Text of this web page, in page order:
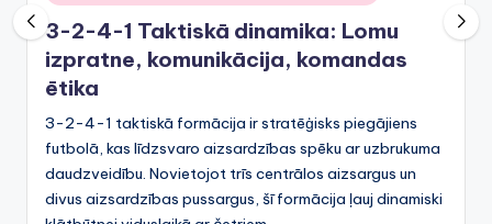
in
3-2-4-1 Taktiskā dinamika: Lomu
izpratne, komunikācija, komandas
ētika
3-2-4-1 taktiskā formācija ir stratēģisks piegājiens
futbolā, kas līdzsvaro aizsardzības spēku ar uzbrukuma
daudzveidību. Novietojot trīs centrālos aizsargus un
divus aizsardzības pussargus, šī formācija ļauj dinamiski